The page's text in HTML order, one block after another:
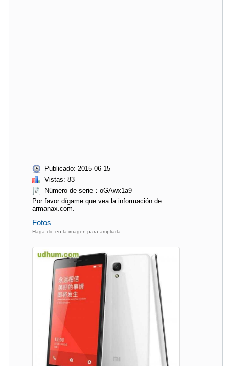
Publicado: 2015-06-15
Vistas: 83
Número de serie：oGAwx1a9
Por favor dígame que vea la información de
armanax.com.
Fotos
Haga clic en la imagen para ampliarla